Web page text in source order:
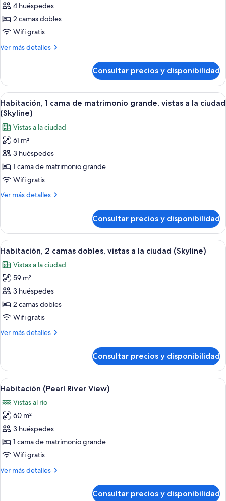
al
río
de
Suite
Deluxe,
camas
Tower
View)
4 huéspedes
2 camas dobles
Wifi gratis
Ver más detalles
Más
Deluxe,
camas
dobles
(Canton
Tower
View)
Consultar precios y disponibilidad
Abrir
todas
las
fotos
de
Habitación,
1
cama
de
vistas
la
ciudad
(Skyline)
Habitación de hotel moderna con
6
Habitación, 1 cama de matrimonio grande, vistas a la ciudad
(Skyline)
Vistas a la ciudad
61 m²
3 huéspedes
1 cama de matrimonio grande
Wifi gratis
Ver más detalles
Más
1
cama
de
grande,
vistas
la
ciudad
(Skyline)
Consultar precios y disponibilidad
Abrir
todas
las
fotos
de
Habitación,
2
dobles,
la
ciudad
Habitación, 2 camas dobles, vistas a
5
Habitación, 2 camas dobles, vistas a la ciudad (Skyline)
Vistas a la ciudad
59 m²
3 huéspedes
2 camas dobles
Wifi gratis
Ver más detalles
Más
2
camas
dobles,
a
la
ciudad
(Skyline)
Consultar precios y disponibilidad
Abrir
todas
las
fotos
de
Habitación
(Pearl
View)
Ropa de cama de alta calidad,
5
Habitación (Pearl River View)
Vistas al río
60 m²
3 huéspedes
1 cama de matrimonio grande
Wifi gratis
Ver más detalles
Más
Consultar precios y disponibilidad